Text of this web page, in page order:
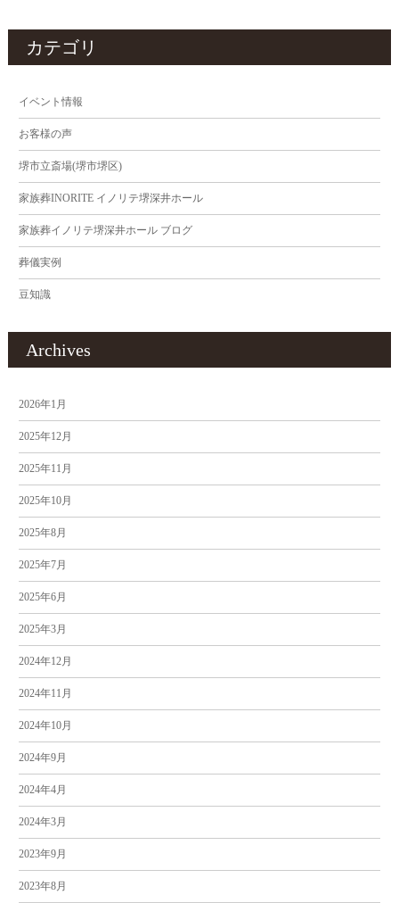
カテゴリ
イベント情報
お客様の声
堺市立斎場(堺市堺区)
家族葬INORITE イノリテ堺深井ホール
家族葬イノリテ堺深井ホール ブログ
葬儀実例
豆知識
Archives
2026年1月
2025年12月
2025年11月
2025年10月
2025年8月
2025年7月
2025年6月
2025年3月
2024年12月
2024年11月
2024年10月
2024年9月
2024年4月
2024年3月
2023年9月
2023年8月